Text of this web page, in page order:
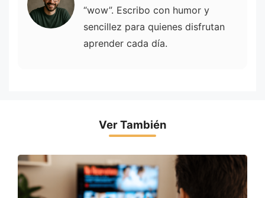
“wow”. Escribo con humor y
sencillez para quienes disfrutan
aprender cada día.
Ver También